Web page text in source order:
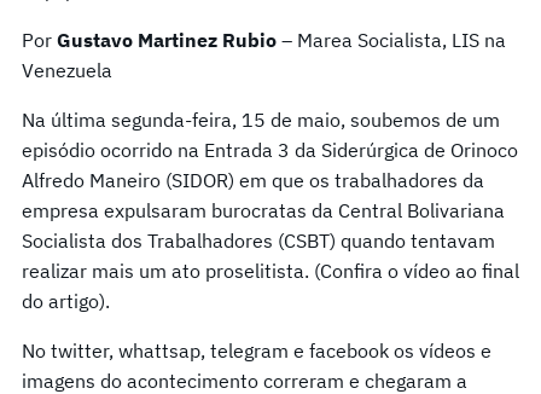
Por Gustavo Martinez Rubio – Marea Socialista, LIS na
Venezuela
Na última segunda-feira, 15 de maio, soubemos de um
episódio ocorrido na Entrada 3 da Siderúrgica de Orinoco
Alfredo Maneiro (SIDOR) em que os trabalhadores da
empresa expulsaram burocratas da Central Bolivariana
Socialista dos Trabalhadores (CSBT) quando tentavam
realizar mais um ato proselitista. (Confira o vídeo ao final
do artigo).
No twitter, whattsap, telegram e facebook os vídeos e
imagens do acontecimento correram e chegaram a